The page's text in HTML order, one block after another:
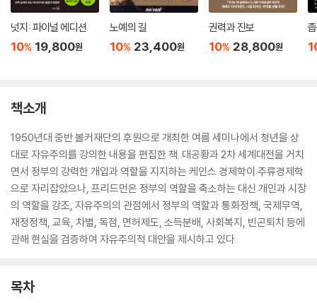
넛지: 파이널 에디션
10% 19,800원
노예의 길
10% 23,400원
권력과 진보
10% 28,800원
책소개
1950년대 중반 볼커재단의 후원으로 개최한 여름 세미나에서 청년을 상
대로 자유주의를 강의한 내용을 편집한 책. 대공황과 2차 세계대전을 거치
면서 정부의 강력한 개입과 역할을 지지하는 케인스 경제학이 주류경제학
으로 자리잡았으나, 프리드먼은 정부의 역할을 축소하는 대신 개인과 시장
의 역할을 강조, 자유주의의 관점에서 정부의 역할과 통화정책, 국제무역,
재정정책, 교육, 차별, 독점, 면허제도, 소득분배, 사회복지, 빈곤퇴치 등에
관해 현실을 검증하여 자유주의적 대안을 제시하고 있다.
목차